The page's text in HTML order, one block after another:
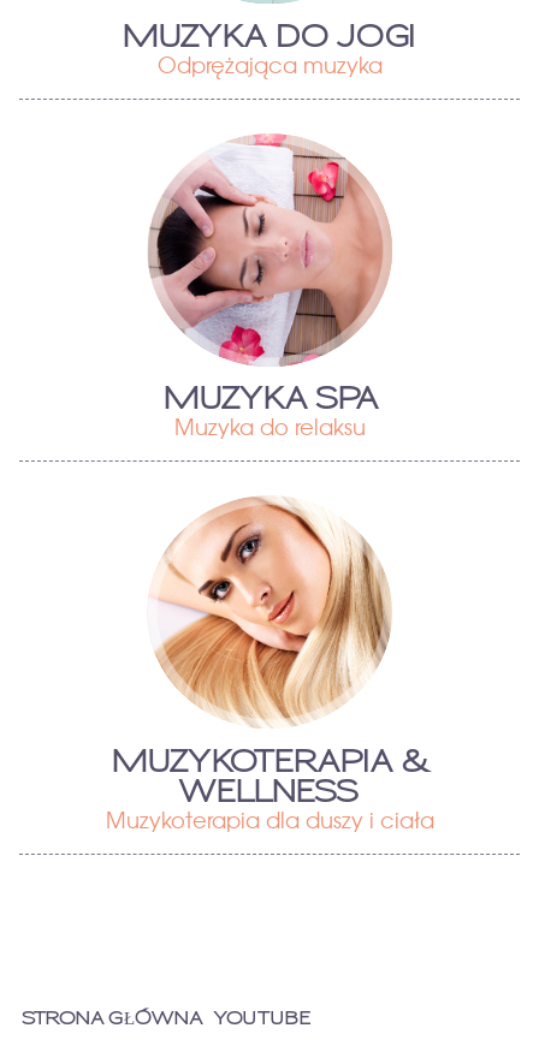
MUZYKA DO JOGI
Odprężająca muzyka
MUZYKA SPA
Muzyka do relaksu
MUZYKOTERAPIA &
WELLNESS
Muzykoterapia dla duszy i ciała
STRONA GŁÓWNA YOUTUBE